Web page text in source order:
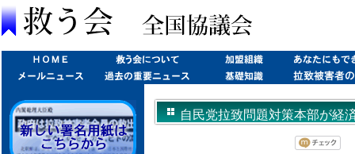
自民党拉致問題対策本部が経